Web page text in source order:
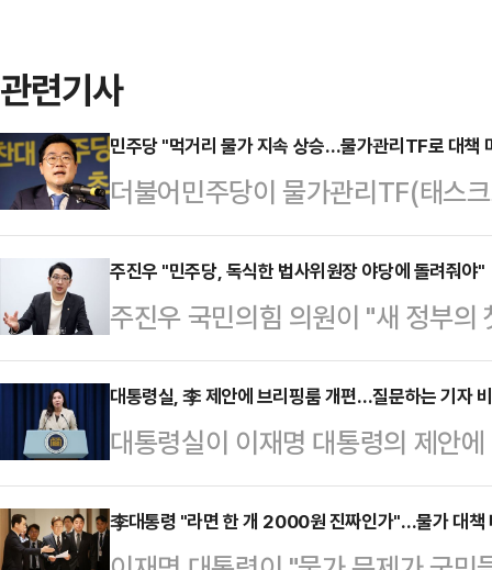
관련기사
민주당 "먹거리 물가 지속 상승…물가관리TF로 대책
더불어민주당이 물가관리TF(태스
게 마련하겠다고 밝혔다.박찬대 민
전 국회에서 열린 최고위원회의에
있다"며 "지난 주 경제성장률 전망
물가가 여전히 높은 걸로 나타났다"
품 가격인상률이 두 달 연속 4%대
넉 달째 3%대 상승세를 이어가고
다. 한 판에 1만원 …
주진우 "민주당, 독식한 법사위원장 야당에 돌려줘야"
주진우 국민의힘 의원이 "새 정부
상화'"라며 더불어민주당이 그 동안
자리를 행정부 견제를 위해 야당에
률자문위원장인 주 의원은 8일 입
위원장은 야당이 맡아야 한다"고
관행'보다 '입법부의 행정부 견제'가
대통령실, 李 제안에 브리핑룸 개편…질문하는 기자
대통령실이 이재명 대통령의 제안
선하겠다고 밝혔다. 카메라를 추가
다각도에서 공개하는 방식으로 개
李대통령 "라면 한 개 2000원 진짜인가"…물가 대책